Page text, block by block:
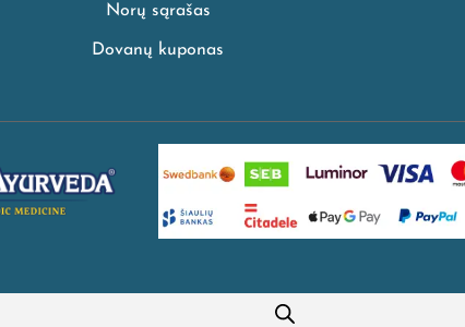
Norų sąrašas
Dovanų kuponas